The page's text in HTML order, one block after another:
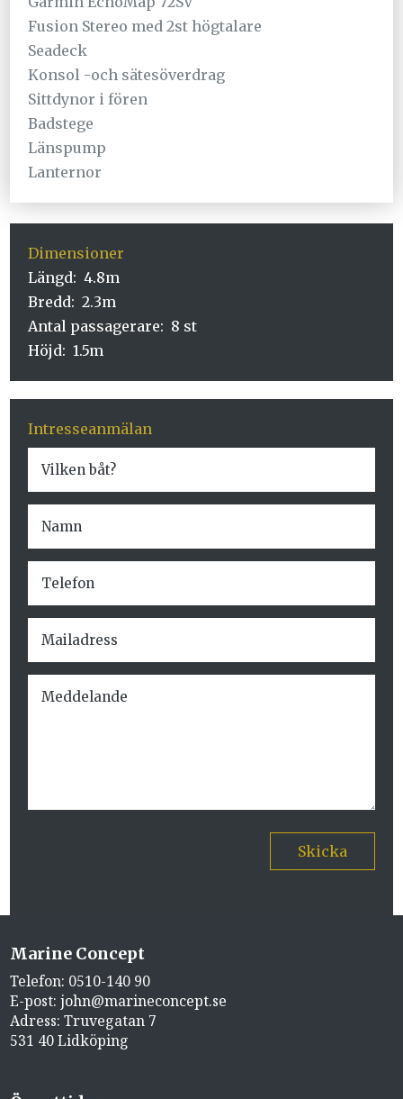
Fusion Stereo med 2st högtalare
Seadeck
Konsol -och sätesöverdrag
Sittdynor i fören
Badstege
Länspump
Lanternor
Dimensioner
Längd: 4.8m
Bredd: 2.3m
Antal passagerare: 8 st
Höjd: 1.5m
Intresseanmälan
Skicka
Marine Concept
Telefon: 0510-140 90
E-post:john@marineconcept.se
Adress: Truvegatan 7
531 40 Lidköping